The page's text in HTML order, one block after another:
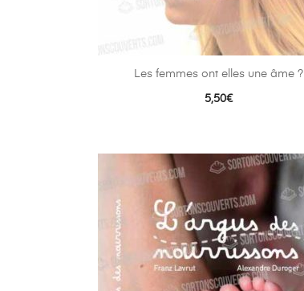
Les femmes ont elles une âme ?
5,50€